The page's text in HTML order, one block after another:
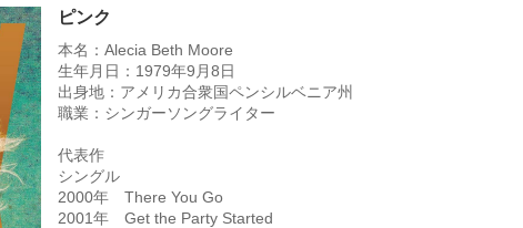
ピンク
本名：Alecia Beth Moore
生年月日：1979年9月8日
出身地：アメリカ合衆国ペンシルベニア州
職業：シンガーソングライター
代表作
シングル
2000年 There You Go
2001年 Get the Party Started